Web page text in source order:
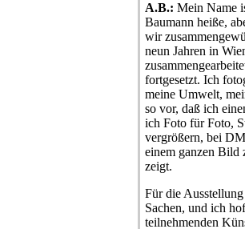
A.B.: Mein Name
Baumann heiße,
wir
neun Jahren in
fortgesetzt. Ich
meine Umwelt,
so vor, daß ich
ich Foto für Foto,
vergrößern, bei
einem ganzen Bild
zeigt.
Für die
Sachen, und ich
teilnehmenden